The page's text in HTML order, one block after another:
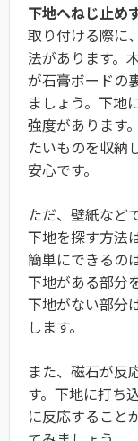
下地へねじ止め
取り付ける際に
法があります。
が石膏ボードの
ましょう。下地
強度があります
たいものを収納
安心です。
ただ、壁紙など
下地を探す方法
簡単にできるの
下地がある部分
下地がない部分
します。
また、磁石が反
す。下地に打ち
に反応すること